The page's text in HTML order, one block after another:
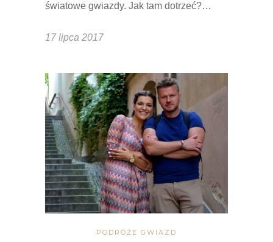
światowe gwiazdy. Jak tam dotrzeć?…
17 lipca 2017
PODRÓŻE GWIAZD